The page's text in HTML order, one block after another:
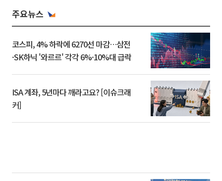
주요뉴스
코스피, 4% 하락에 6270선 마감…삼전
·SK하닉 '와르르' 각각 6%·10%대 급락
ISA 계좌, 5년마다 깨라고요? [이슈크래
커]